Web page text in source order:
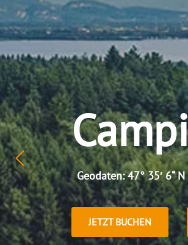
Geodaten: 47° 35′ 6“ N
JETZT BUCHEN